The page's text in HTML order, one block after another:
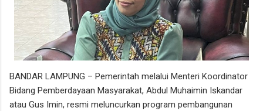
BANDAR LAMPUNG – Pemerintah melalui Menteri Koordinator
Bidang Pemberdayaan Masyarakat, Abdul Muhaimin Iskandar
atau Gus Imin, resmi meluncurkan program pembangunan